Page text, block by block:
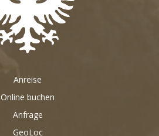
Anreise
Online buchen
Anfrage
GeoLoc